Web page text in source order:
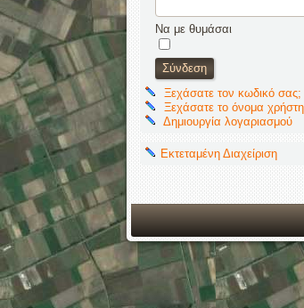
Να με θυμάσαι
Ξεχάσατε τον κωδικό σας;
Ξεχάσατε το όνομα
Δημιουργία λογαριασμού
Εκτεταμένη Διαχείριση